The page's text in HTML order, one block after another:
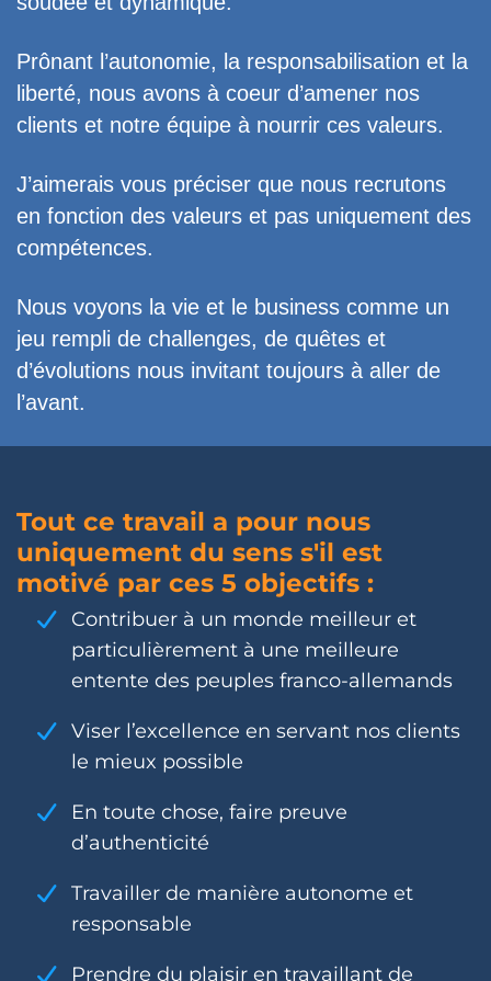
Prônant l’autonomie, la responsabilisation et la
liberté, nous avons à coeur d’amener nos
clients et notre équipe à nourrir ces valeurs.
J’aimerais vous préciser que nous recrutons
en fonction des valeurs et pas uniquement des
compétences.
Nous voyons la vie et le business comme un
jeu rempli de challenges, de quêtes et
d’évolutions nous invitant toujours à aller de
l’avant.
Tout ce travail a pour nous
uniquement du sens s'il est
motivé par ces 5 objectifs :
Contribuer à un monde meilleur et
particulièrement à une meilleure
entente des peuples franco-allemands
Viser l’excellence en servant nos clients
le mieux possible
En toute chose, faire preuve
d’authenticité
Travailler de manière autonome et
responsable
Prendre du plaisir en travaillant de